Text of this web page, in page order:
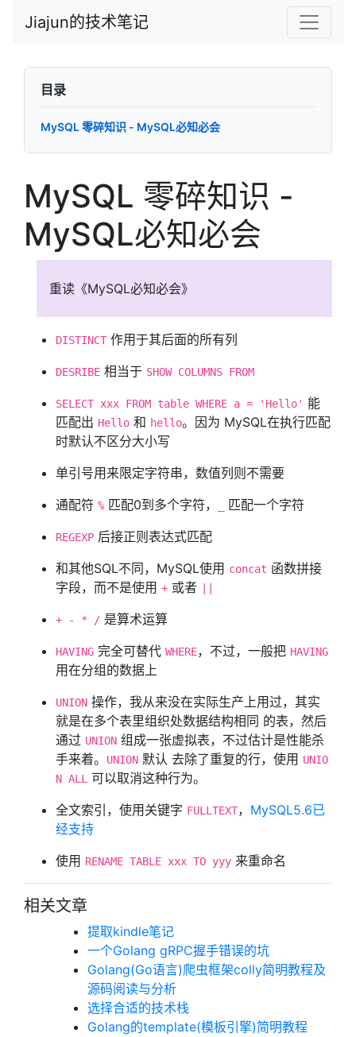
Jiajun的技术笔记
目录
MySQL 零碎知识 - MySQL必知必会
MySQL 零碎知识 -
MySQL必知必会
重读《MySQL必知必会》
DISTINCT 作用于其后面的所有列
DESRIBE 相当于 SHOW COLUMNS FROM
SELECT xxx FROM table WHERE a = 'Hello' 能
匹配出 Hello 和 hello。因为 MySQL在执行匹配
时默认不区分大小写
单引号用来限定字符串，数值列则不需要
通配符 % 匹配0到多个字符， 匹配一个字符
REGEXP 后接正则表达式匹配
和其他SQL不同，MySQL使用 concat 函数拼接
字段，而不是使用 + 或者
+ - * / 是算术运算
HAVING 完全可替代 WHERE，不过，一般把 HAVING
用在分组的数据上
UNION 操作，我从来没在实际生产上用过，其实
就是在多个表里组织处数据结构相同 的表，然后
通过 UNION 组成一张虚拟表，不过估计是性能杀
手来着。
UNION 默认 去除了重复的行，使用 UNIO
N ALL
可以取消这种行为。
全文索引，使用关键字 FULLTEXT， MySQL5.6已
经支持
使用 RENAME TABLE xxx TO yyy 来重命名
相关文章
提取kindle笔记
一个Golang gRPC握手错误的坑
Golang(Go语言)爬虫框架colly简明教程及
源码阅读与分析
选择合适的技术栈
Golang的template(模板引擎)简明教程